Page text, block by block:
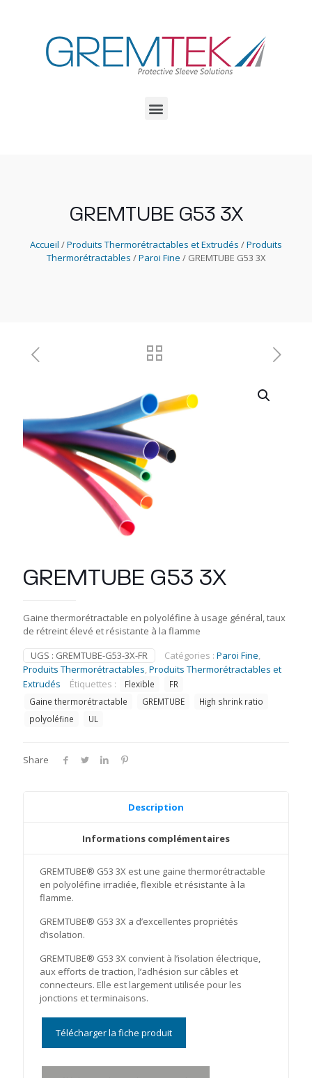
GREMTUBE G53 3X
Accueil /Produits Thermorétractables et Extrudés /Produits
Thermorétractables /Paroi Fine / GREMTUBE G53 3X
GREMTUBE G53 3X
Gaine thermorétractable en polyoléfine à usage général, taux
de rétreint élevé et résistante à la flamme
UGS : GREMTUBE-G53-3X-FR Catégories : Paroi Fine
Produits Thermorétractables Produits Thermorétractables et
Extrudés
Étiquettes : Flexible
FR
Gaine thermorétractable
GREMTUBE
High shrink ratio
polyoléfine
UL
Share
Description
Informations complémentaires
GREMTUBE® G53 3X est une gaine thermorétractable
en polyoléfine irradiée, flexible et résistante à la
flamme.
GREMTUBE® G53 3X a d’excellentes propriétés
d’isolation.
GREMTUBE® G53 3X convient à l’isolation électrique,
aux efforts de traction, l’adhésion sur câbles et
connecteurs. Elle est largement utilisée pour les
jonctions et terminaisons.
Télécharger la fiche produit